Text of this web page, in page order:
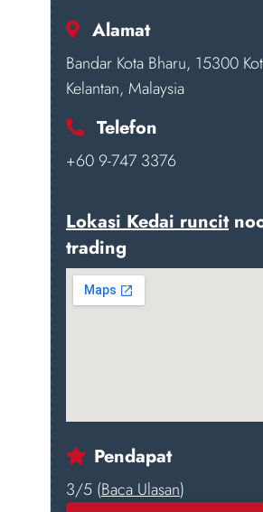
Alamat
Bandar Kota Bharu, 15300
Kelantan, Malaysia
Telefon
+60 9-747 3376
Lokasi Kedai runcit
trading
Pendapat
3/5 (Baca Ulasan)